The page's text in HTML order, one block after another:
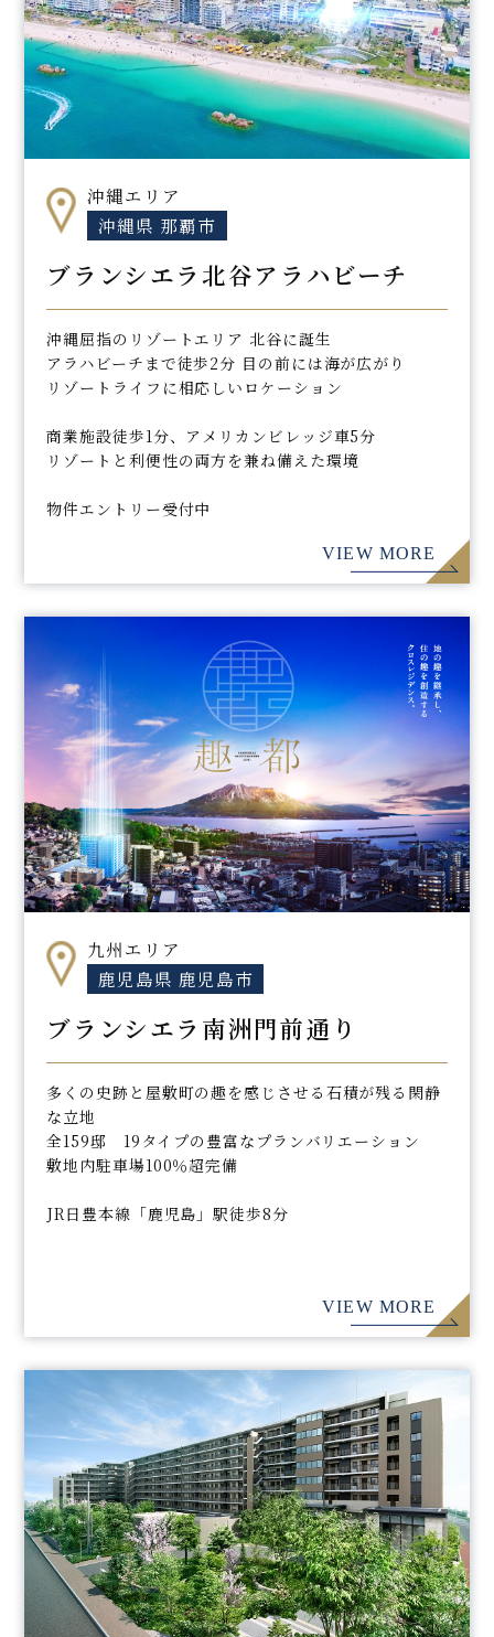
沖縄エリア
沖縄県 那覇市
ブランシエラ北谷アラハビーチ
沖縄屈指のリゾートエリア 北谷に誕生
アラハビーチまで徒歩2分 目の前には海が広がり
リゾートライフに相応しいロケーション
商業施設徒歩1分、アメリカンビレッジ車5分
リゾートと利便性の両方を兼ね備えた環境
物件エントリー受付中
VIEW MORE
九州エリア
鹿児島県 鹿児島市
ブランシエラ南洲門前通り
多くの史跡と屋敷町の趣を感じさせる石積が残る閑静
な立地
全159邸 19タイプの豊富なプランバリエーション
敷地内駐車場100％超完備
JR日豊本線「鹿児島」駅徒歩8分
VIEW MORE